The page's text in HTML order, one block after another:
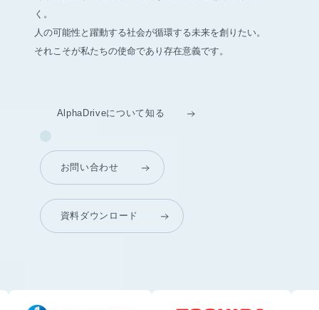
く。
人の可能性と躍動する社会が循環する未来を創りたい。
それこそが私たちの使命であり存在意義です。
AlphaDriveについて知る
お問い合わせ
資料ダウンロード